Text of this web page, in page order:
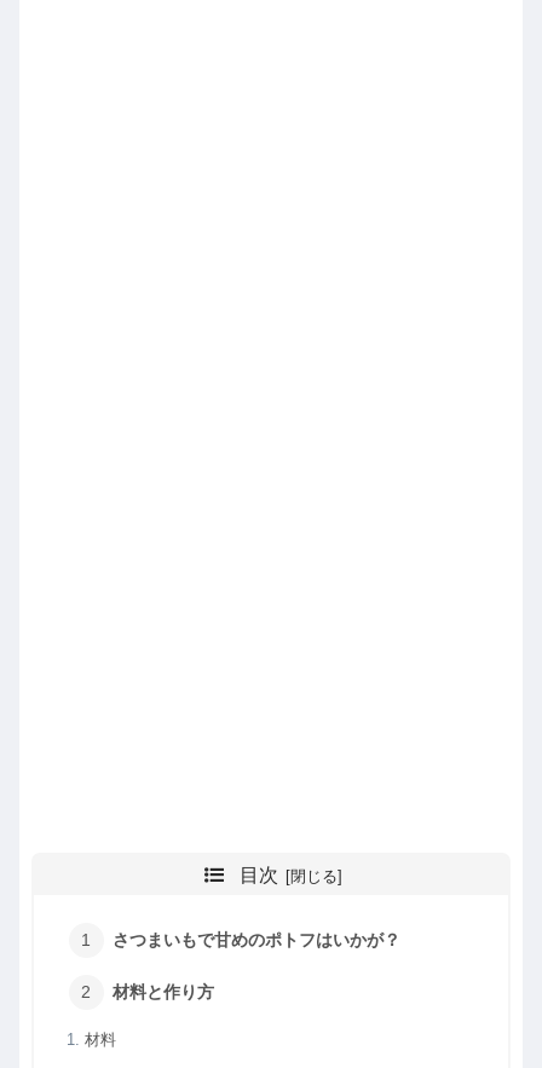
目次
さつまいもで甘めのポトフはいかが？
材料と作り方
材料